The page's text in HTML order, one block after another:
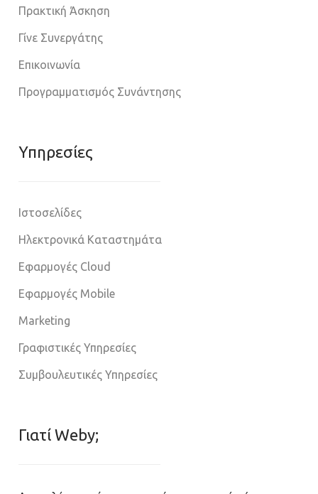
Πρακτική Άσκηση
Γίνε Συνεργάτης
Επικοινωνία
Προγραμματισμός Συνάντησης
Υπηρεσίες
Ιστοσελίδες
Ηλεκτρονικά Καταστημάτα
Εφαρμογές Cloud
Εφαρμογές Mobile
Marketing
Γραφιστικές Υπηρεσίες
Συμβουλευτικές Υπηρεσίες
Γιατί Weby;